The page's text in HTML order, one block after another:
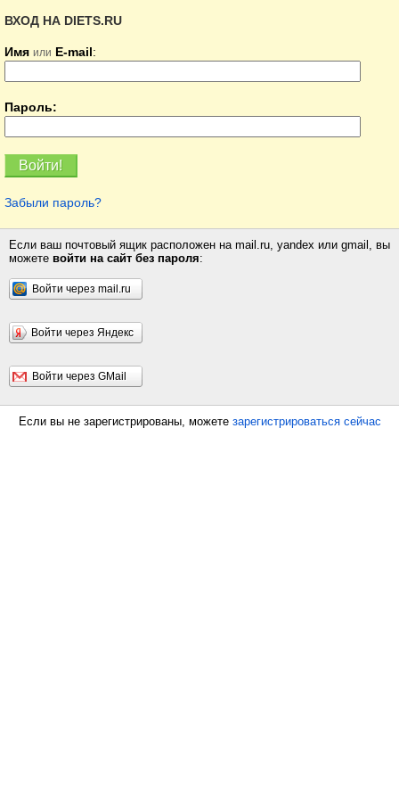
ВХОД НА DIETS.RU
Имя или E-mail:
Пароль:
Забыли пароль?
Если ваш почтовый ящик расположен на mail.ru, yandex или gmail, вы
можете войти на сайт без пароля:
Войти через mail.ru
Войти через Яндекс
Войти через GMail
Если вы не зарегистрированы, можете зарегистрироваться сейчас